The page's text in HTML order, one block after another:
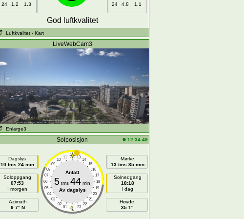
24
1.2 1.3
24
4.8 1.1
God luftkvalitet
Luftkvalitet - Kart
LiveWebCam3
Enlarge3
Solposisjon 12:34:49
Dagslys
10 tms 24 min
Soloppgang
07:53
I morgen
Azimuth
9.7° N
11 13
10
14
09
15
08
16
07
17
06
18
05
19
04
20
03
21
02
22
01 23
Antatt
5 tms 44 min
Av dagslys
Mørke
13 tms 35 min
Solnedgang
18:18
I dag
Høyde
35.1°